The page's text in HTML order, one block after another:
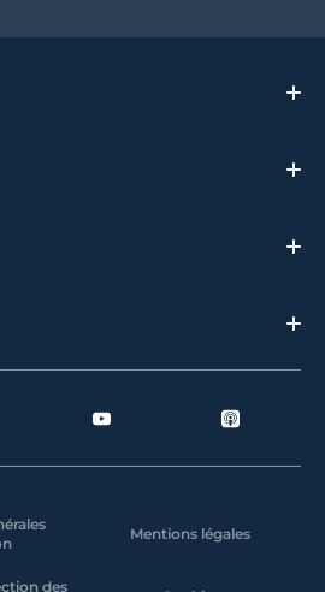
Mentions légales
des